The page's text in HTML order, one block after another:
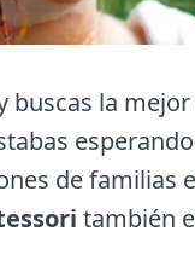
buscas la
de familias
también